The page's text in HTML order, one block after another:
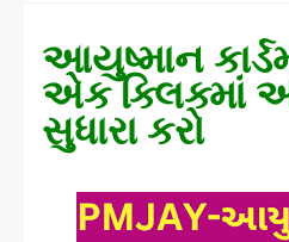
આયુષ્માન
એક ક્લિક્માં
સુધારા કરો